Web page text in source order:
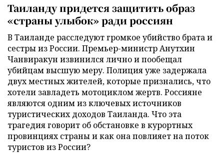
Таиланду придется защитить образ
«страны улыбок» ради россиян
В Таиланде расследуют громкое убийство брата и
сестры из России. Премьер-министр Анутхин
Чанвиракун извинился лично и пообещал
убийцам высшую меру. Полиция уже задержала
двух местных жителей, которые признались, что
хотели завладеть мотоциклом жертв. Россияне
являются одним из ключевых источников
туристических доходов Таиланда. Что эта
трагедия говорит об обстановке в курортных
провинциях страны и как она повлияет на поток
туристов из России?